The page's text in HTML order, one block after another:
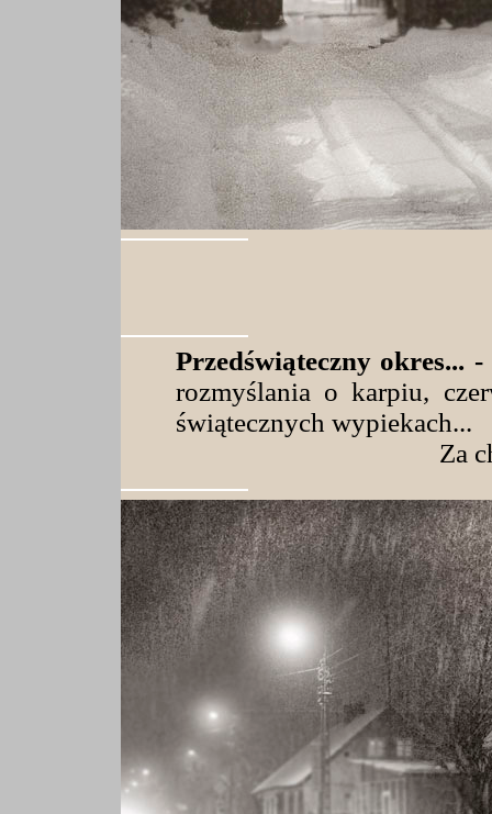
Przedświąteczny okres... -
rozmyślania o karpiu,
świątecznych wypiekach...
Za